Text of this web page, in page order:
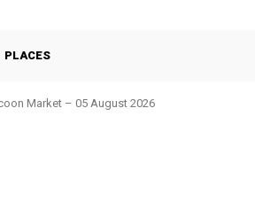
PLACES
Market – 05 August 2026